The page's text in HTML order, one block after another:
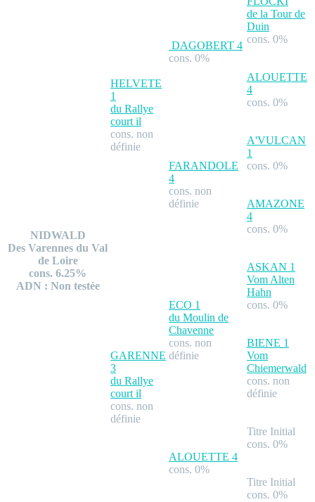
NIDWALD
Des Varennes du Val
de Loire
cons. 6.25%
ADN : Non testée
HELVETE
1
du Rallye
court il
cons. non
définie
DAGOBERT 4
cons. 0%
de la Tour de
Duin
cons. 0%
ALOUETTE
4
cons. 0%
FARANDOLE
4
cons. non
définie
A'VULCAN
1
cons. 0%
AMAZONE
4
cons. 0%
GARENNE
3
du Rallye
court il
cons. non
définie
ECO 1
du Moulin de
Chavenne
cons. non
définie
ASKAN 1
Vom Alten
Hahn
cons. 0%
BIENE 1
Vom
Chiemerwald
cons. non
définie
ALOUETTE 4
cons. 0%
Titre Initial
cons. 0%
Titre Initial
cons. 0%